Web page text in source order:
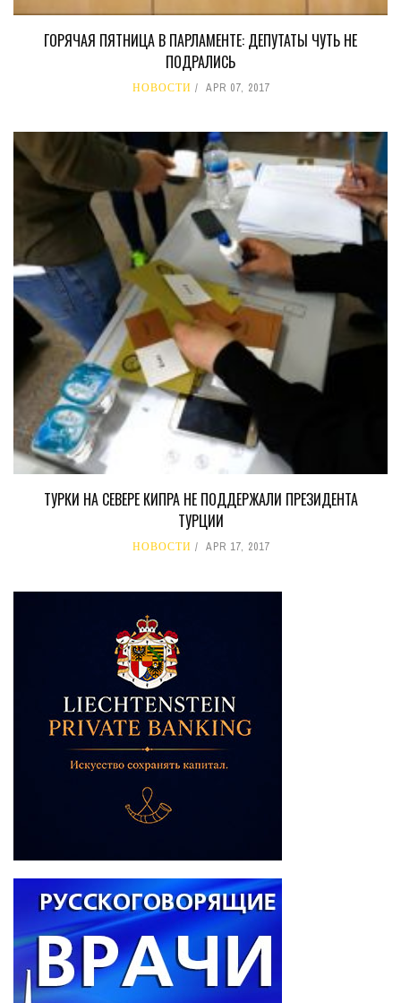
ГОРЯЧАЯ ПЯТНИЦА В ПАРЛАМЕНТЕ: ДЕПУТАТЫ ЧУТЬ НЕ
ПОДРАЛИСЬ
НОВОСТИ APR 07, 2017
ТУРКИ НА СЕВЕРЕ КИПРА НЕ ПОДДЕРЖАЛИ ПРЕЗИДЕНТА
ТУРЦИИ
НОВОСТИ APR 17, 2017